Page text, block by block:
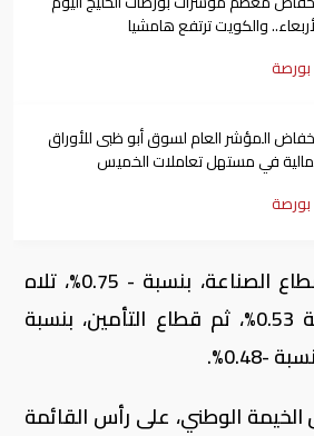
والكويت ترتفع هامشيا
بورصة
المؤشر العام لسوق أبو ظبى للأوراق
في مستهل تعاملات الخميس
بورصة
تصدر الانخفاضات قطاع الصناعة، بنسبة - 0.75%، تلاه
قطاع الطاقة بنسبة 0.53%، ثم قطاع التأمين، بنسبة
الوطني، على رأس القائمة